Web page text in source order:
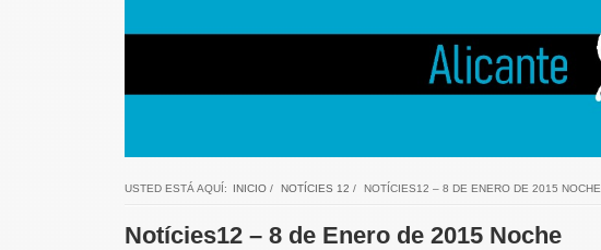
USTED ESTÁ AQUÍ: INICIO/ NOTÍCIES 12 / NOTÍCIES12 – 8 DE ENERO DE 2015 NOCHE
Notícies12 – 8 de Enero de 2015 Noche